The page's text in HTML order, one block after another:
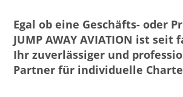
Egal ob eine Geschäfts- oder
JUMP AWAY AVIATION ist seit
Ihr zuverlässiger und
Partner für individuelle